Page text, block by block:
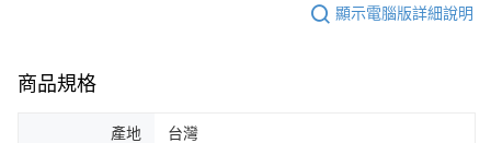
顯示電腦版詳細說明
商品規格
產地 台灣